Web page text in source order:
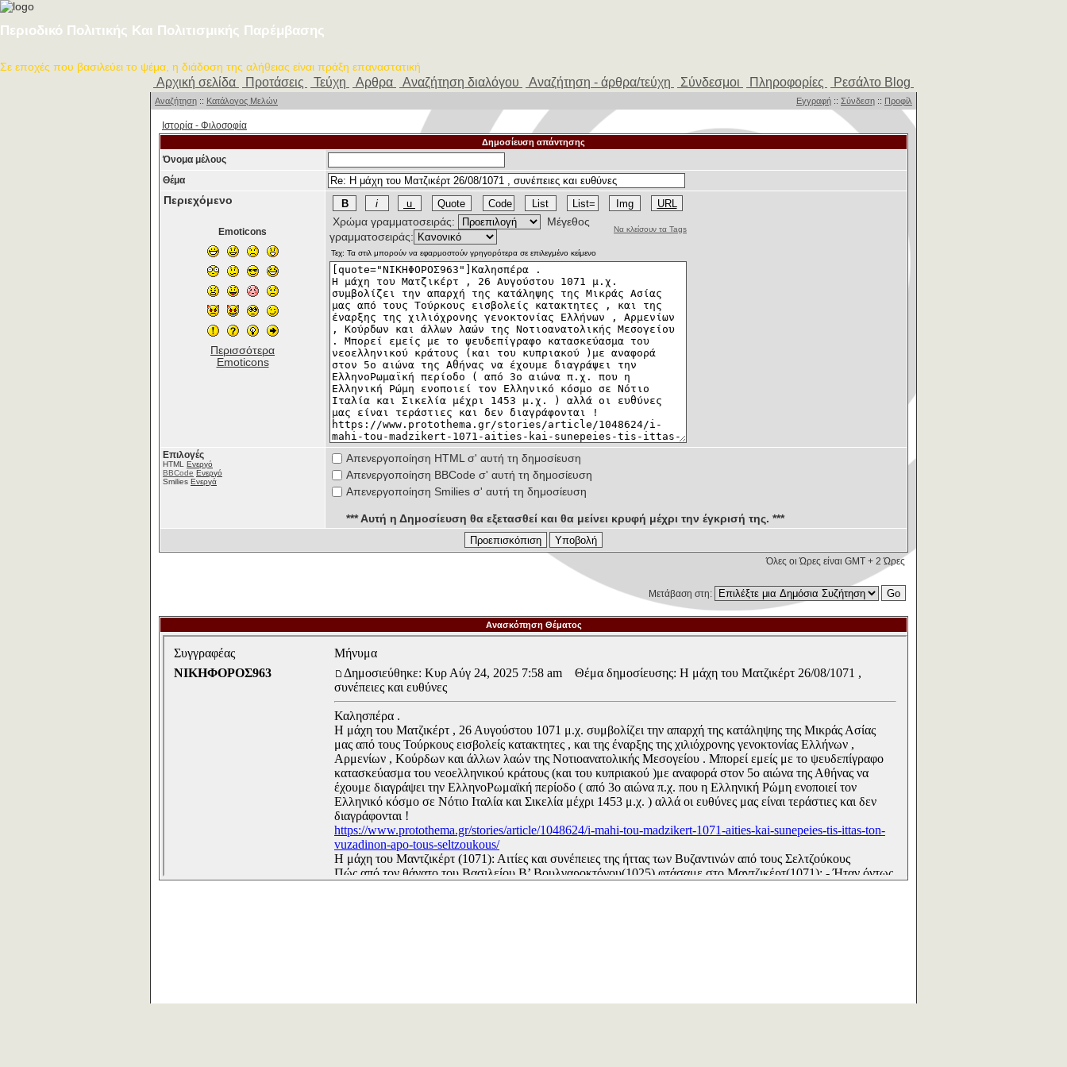
Περιοδικό Πολιτικής Και Πολιτισμικής Παρέμβασης
Σε εποχές που βασιλεύει το ψέμα, η διάδοση της αλήθειας είναι πράξη επαναστατική
Αρχική σελίδα Προτάσεις Τεύχη Αρθρα Αναζήτηση διαλόγου Αναζήτηση - άρθρα/τεύχη Σύνδεσμοι Πληροφορίες Ρεσάλτο Blog
Αναζήτηση :: Κατάλογος Μελών Εγγραφή :: Σύνδεση :: Προφίλ
Ιστορία - Φιλοσοφία
Δημοσίευση απάντησης
Όνομα μέλους
Θέμα
Περιεχόμενο
Emoticons
Περισσότερα
Emoticons
Χρώμα γραμματοσειράς:
Μέγεθος
γραμματοσειράς:
Να κλείσουν τα Tags
Επιλογές
HTML Ενεργό
BBCode Ενεργό
Smilies Ενεργά
Απενεργοποίηση HTML σ' αυτή τη δημοσίευση
Απενεργοποίηση BBCode σ' αυτή τη δημοσίευση
Απενεργοποίηση Smilies σ' αυτή τη δημοσίευση
*** Αυτή η Δημοσίευση θα εξετασθεί και θα μείνει κρυφή μέχρι την έγκρισή της. ***
Όλες οι Ώρες είναι GMT + 2 Ώρες
Μετάβαση στη:
Ανασκόπηση Θέματος